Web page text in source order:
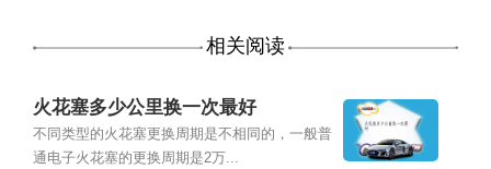
相关阅读
火花塞多少公里换一次最好
不同类型的火花塞更换周期是不相同的，一般普
通电子火花塞的更换周期是2万...